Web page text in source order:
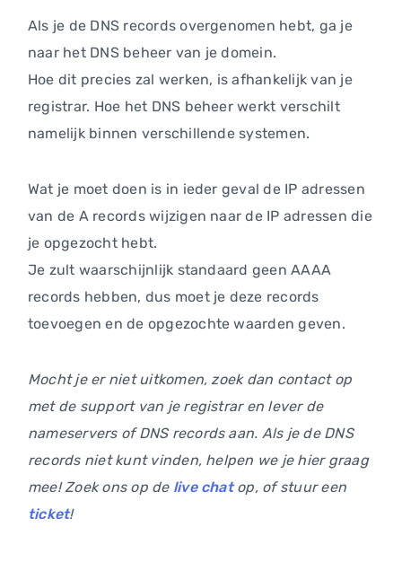
Als je de DNS records overgenomen hebt, ga je
naar het DNS beheer van je domein.
Hoe dit precies zal werken, is afhankelijk van je
registrar. Hoe het DNS beheer werkt verschilt
namelijk binnen verschillende systemen.
Wat je moet doen is in ieder geval de IP adressen
van de A records wijzigen naar de IP adressen die
je opgezocht hebt.
Je zult waarschijnlijk standaard geen AAAA
records hebben, dus moet je deze records
toevoegen en de opgezochte waarden geven.
Mocht je er niet uitkomen, zoek dan contact op
met de support van je registrar en lever de
nameservers of DNS records aan. Als je de DNS
records niet kunt vinden, helpen we je hier graag
mee! Zoek ons op de live chatop, of stuur een
ticket!